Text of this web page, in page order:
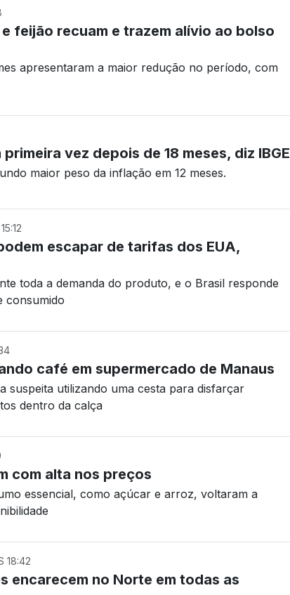
feijão recuam e trazem alívio ao bolso
apresentaram a maior redução no período, com
vez depois de 18 meses, diz IBGE
maior peso da inflação em 12 meses.
escapar de tarifas dos EUA,
toda a demanda do produto, e o Brasil responde
consumido
café em supermercado de Manaus
suspeita utilizando uma cesta para disfarçar
dentro da calça
com alta nos preços
essencial, como açúcar e arroz, voltaram a
18:42
encarecem no Norte em todas as